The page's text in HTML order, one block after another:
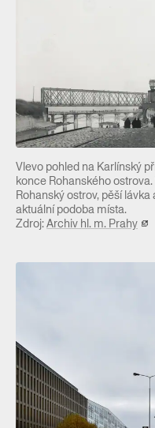
Vlevo pohled na Karlínský
konce Rohanského
Rohanský ostrov, pěší
aktuální podoba místa.
Zdroj:Archiv hl. m. Prahy